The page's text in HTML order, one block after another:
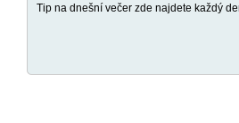
Tip na dnešní večer zde najdete každý